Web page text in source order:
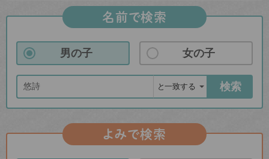
名前で検索
男の子 女の子
検索
よみで検索